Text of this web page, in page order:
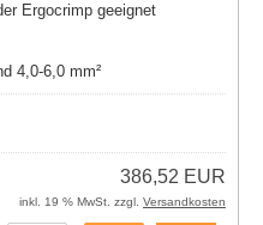
Ergocrimp geeignet
4,0-6,0 mm²
386,52 EUR
inkl. 19 % MwSt. zzgl. Versandkosten